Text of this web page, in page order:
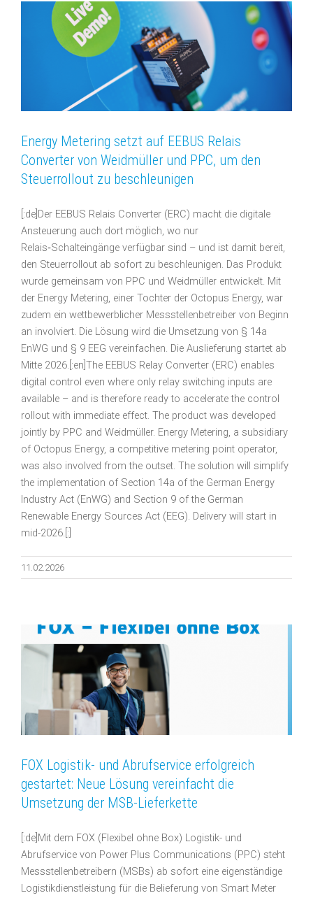
Energy Metering setzt auf EEBUS Relais
Converter von Weidmüller und PPC, um den
Steuerrollout zu beschleunigen
[:de]Der EEBUS Relais Converter (ERC) macht die digitale
Ansteuerung auch dort möglich, wo nur
Relais‑Schalteingänge verfügbar sind – und ist damit bereit,
den Steuerrollout ab sofort zu beschleunigen. Das Produkt
wurde gemeinsam von PPC und Weidmüller entwickelt. Mit
der Energy Metering, einer Tochter der Octopus Energy, war
zudem ein wettbewerblicher Messstellenbetreiber von Beginn
an involviert. Die Lösung wird die Umsetzung von § 14a
EnWG und § 9 EEG vereinfachen. Die Auslieferung startet ab
Mitte 2026.[:en]The EEBUS Relay Converter (ERC) enables
digital control even where only relay switching inputs are
available – and is therefore ready to accelerate the control
rollout with immediate effect. The product was developed
jointly by PPC and Weidmüller. Energy Metering, a subsidiary
of Octopus Energy, a competitive metering point operator,
was also involved from the outset. The solution will simplify
the implementation of Section 14a of the German Energy
Industry Act (EnWG) and Section 9 of the German
Renewable Energy Sources Act (EEG). Delivery will start in
mid-2026.[:]
11.02.2026
FOX Logistik- und Abrufservice erfolgreich
gestartet: Neue Lösung vereinfacht die
Umsetzung der MSB-Lieferkette
[:de]Mit dem FOX (Flexibel ohne Box) Logistik- und
Abrufservice von Power Plus Communications (PPC) steht
Messstellenbetreibern (MSBs) ab sofort eine eigenständige
Logistikdienstleistung für die Belieferung von Smart Meter